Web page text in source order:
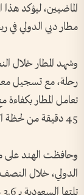
الماضيين، ليؤكد
مطار دبي الدولي في
45 دقيقة من لحظة الوصول.
وحافظت الهند على